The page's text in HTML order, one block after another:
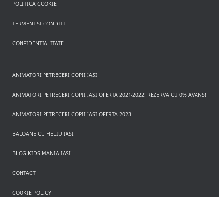
POLITICA COOKIE
TERMENI SI CONDITII
CONFIDENTIALITATE
ANIMATORI PETRECERI COPII IASI
ANIMATORI PETRECERI COPII IASI OFERTA 2021-2022! REZERVA CU 0% AVANS!
ANIMATORI PETRECERI COPII IASI OFERTA 2023
BALOANE CU HELIU IASI
BLOG KIDS MANIA IASI
CONTACT
COOKIE POLICY